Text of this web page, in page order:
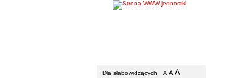
BIP - Urząd Miejski w
Menu dodatkowe
Dla słabowidzących A pomniejsz czcionkę
A standardowy
A